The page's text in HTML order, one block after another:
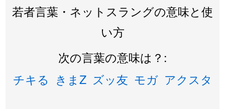
若者言葉・ネットスラングの意味と使
い方
次の言葉の意味は？:
チキる きまZ ズッ友 モガ アクスタ